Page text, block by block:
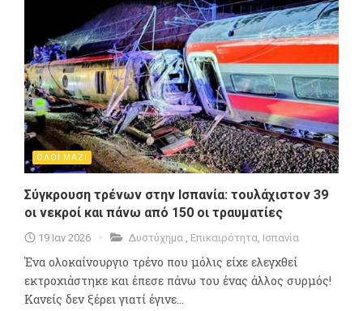
ΟΛΟΙ ΜΑΖΙ
Σύγκρουση τρένων στην Ισπανία: τουλάχιστον 39
οι νεκροί και πάνω από 150 οι τραυματίες
19 Ιαν 2026 Δυστύχημα Επικαιρότητα Ισπανία
Ένα ολοκαίνουργιο τρένο που μόλις είχε ελεγχθεί
εκτροχιάστηκε και έπεσε πάνω του ένας άλλος συρμός!
Κανείς δεν ξέρει γιατί έγινε...